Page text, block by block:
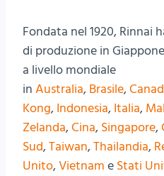
Fondata nel 1920, Rinnai
di produzione in
a livello mondiale
in Australia, Brasile,
Kong, Indonesia, Italia,
Zelanda,Cina, Singapore,
Sud,Taiwan,Thailandia,
Unito,Vietnam e Stati